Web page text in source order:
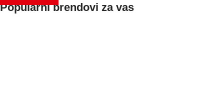
Popularni brendovi za vas